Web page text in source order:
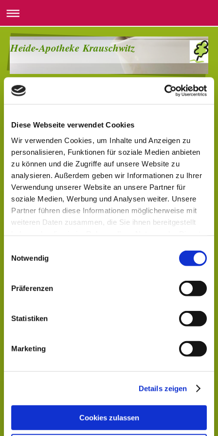
Diese Webseite verwendet Cookies
Wir verwenden Cookies, um Inhalte und Anzeigen zu
personalisieren, Funktionen für soziale Medien anbieten
zu können und die Zugriffe auf unsere Website zu
analysieren. Außerdem geben wir Informationen zu Ihrer
Verwendung unserer Website an unsere Partner für
soziale Medien, Werbung und Analysen weiter. Unsere
Partner führen diese Informationen möglicherweise mit
weiteren Daten zusammen, die Sie ihnen bereitgestellt
Notwendig
Präferenzen
Statistiken
Marketing
Details zeigen
Cookies zulassen
Heide-Apotheke Krauschwitz
Sitemap
Startseite
Die Apotheke
Anfahrt
Öffnungszeiten
Leistungen
Beratung
Services
Rezeptbestellung
Notdienst
Datenschutz
02957 Krauschwitz